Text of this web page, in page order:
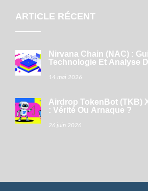
ARTICLE RÉCENT
Nirvana Chain (NAC) :
Technologie Et Analyse
14 mai 2026
Airdrop TokenBot (TKB)
: Vérité Ou Arnaque ?
26 juin 2026